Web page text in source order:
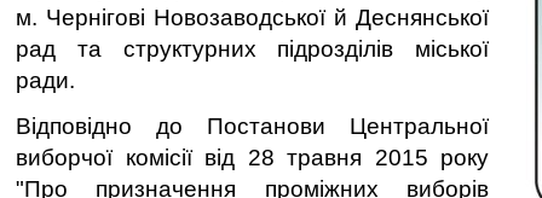
м. Чернігові Новозаводської й Деснянської
рад та структурних підрозділів міської
ради.
Відповідно до Постанови Центральної
виборчої комісії від 28 травня 2015 року
"Про призначення проміжних виборів